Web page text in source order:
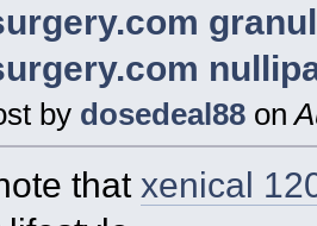
by dosedeal88 on
that xenical